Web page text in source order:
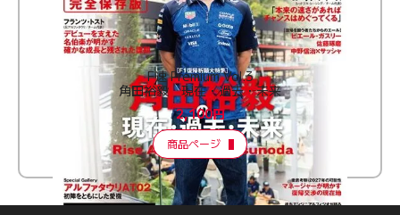
F速 Premium Vol.3
角田裕毅 現在・過去・未来
2,100円
商品ページ